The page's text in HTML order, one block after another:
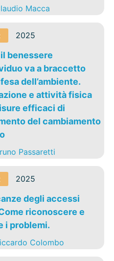
Macca
2025
benessere
va a braccetto
dell’ambiente.
e attività fisica
efficaci di
del cambiamento
Passaretti
2025
degli accessi
riconoscere e
i problemi.
Colombo